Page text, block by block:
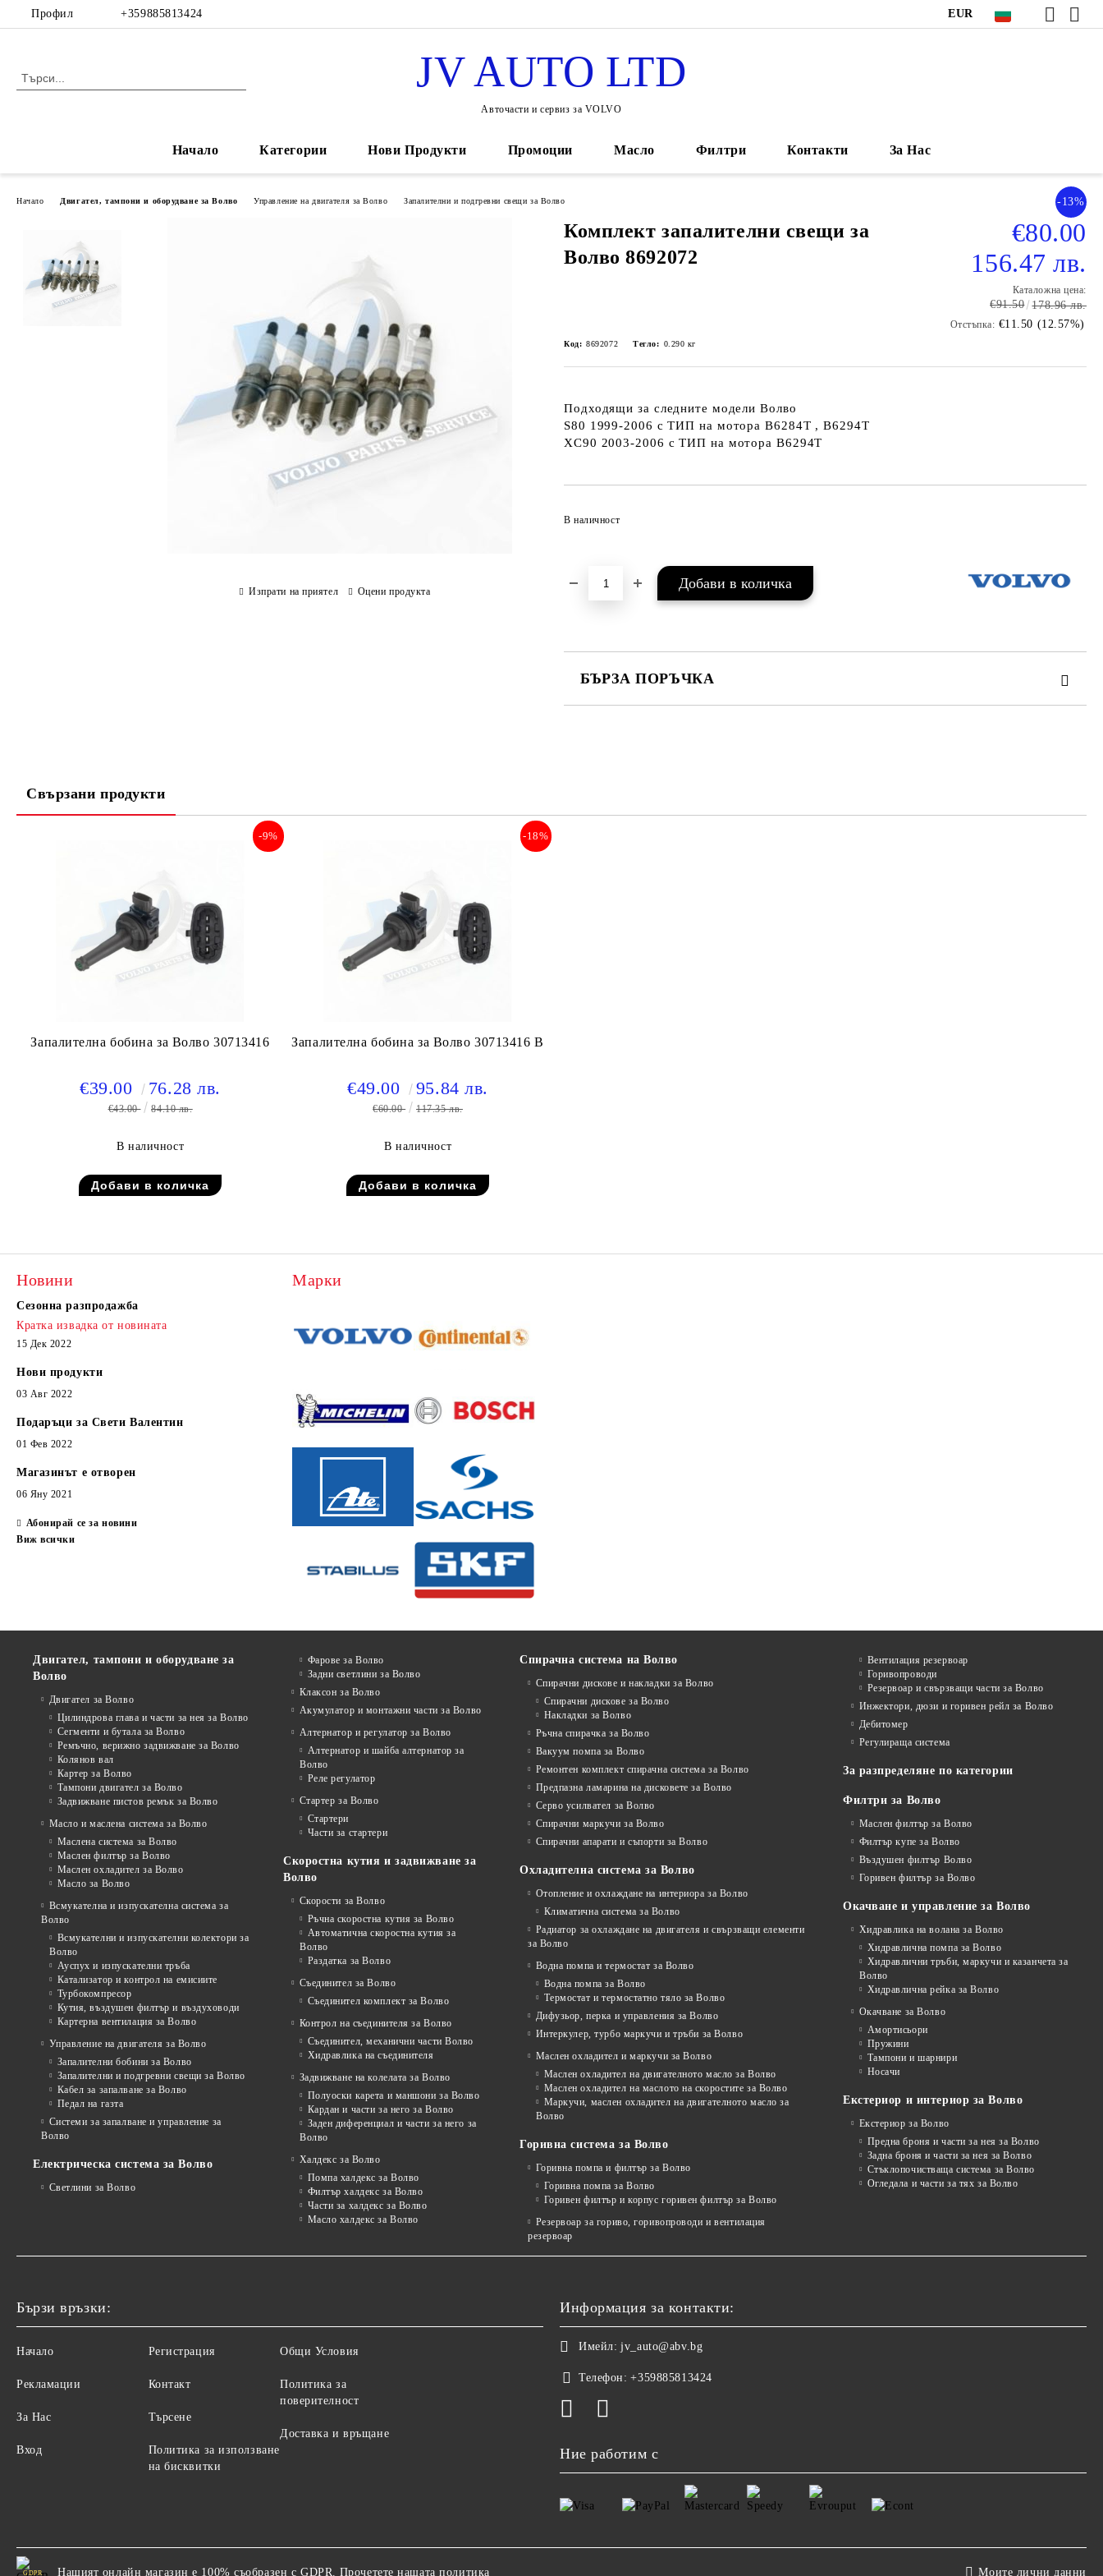
Профил +359885813424 EUR
JV AUTO LTD
Авточасти и сервиз за VOLVO
Начало Категории Нови Продукти Промоции Масло Филтри Контакти За Нас
Начало Двигател, тампони и оборудване за Волво Управление на двигателя за Волво Запалителни и подгревни свещи за Волво
Комплект запалителни свещи за
Волво 8692072
-13%
€80.00
156.47 лв.
Каталожна цена:
€91.50 178.96 лв.
Отстъпка: €11.50 (12.57%)
Код: 8692072 Тегло: 0.290 кг
Подходящи за следните модели Волво
S80 1999-2006 с ТИП на мотора B6284T , B6294T
XC90 2003-2006 с ТИП на мотора B6294T
В наличност
БЪРЗА ПОРЪЧКА
Изпрати на приятел Оцени продукта
Свързани продукти
Запалителна бобина за Волво 30713416
-9%
€39.00 76.28 лв.
€43.00 84.10 лв.
В наличност
Запалителна бобина за Волво 30713416 B
-18%
€49.00 95.84 лв.
€60.00 117.35 лв.
В наличност
Новини
Сезонна разпродажба
Кратка извадка от новината
15 Дек 2022
Нови продукти
03 Авг 2022
Подаръци за Свети Валентин
01 Фев 2022
Магазинът е отворен
06 Яну 2021
Абонирай се за новини
Виж всички
Марки
Двигател, тампони и оборудване за
Волво
Двигател за Волво
Цилиндрова глава и части за нея за Волво
Сегменти и бутала за Волво
Ремъчно, верижно задвижване за Волво
Колянов вал
Картер за Волво
Тампони двигател за Волво
Задвижване пистов ремък за Волво
Масло и маслена система за Волво
Маслена система за Волво
Маслен филтър за Волво
Маслен охладител за Волво
Масло за Волво
Всмукателна и изпускателна система за
Волво
Всмукателни и изпускателни колектори за
Волво
Ауспух и изпускателни тръба
Катализатор и контрол на емисиите
Турбокомпресор
Кутия, въздушен филтър и въздуховоди
Картерна вентилация за Волво
Управление на двигателя за Волво
Запалителни бобини за Волво
Запалителни и подгревни свещи за Волво
Кабел за запалване за Волво
Педал на газта
Системи за запалване и управление за
Волво
Електрическа система за Волво
Светлини за Волво
Фарове за Волво
Задни светлини за Волво
Клаксон за Волво
Акумулатор и монтажни части за Волво
Алтернатор и регулатор за Волво
Алтернатор и шайба алтернатор за
Волво
Реле регулатор
Стартер за Волво
Стартери
Части за стартери
Скоростна кутия и задвижване за
Волво
Скорости за Волво
Ръчна скоростна кутия за Волво
Автоматична скоростна кутия за
Волво
Раздатка за Волво
Съединител за Волво
Съединител комплект за Волво
Контрол на съединителя за Волво
Съединител, механични части Волво
Хидравлика на съединителя
Задвижване на колелата за Волво
Полуоски карета и маншони за Волво
Кардан и части за него за Волво
Заден диференциал и части за него за
Волво
Халдекс за Волво
Помпа халдекс за Волво
Филтър халдекс за Волво
Части за халдекс за Волво
Масло халдекс за Волво
Спирачна система на Волво
Спирачни дискове и накладки за Волво
Спирачни дискове за Волво
Накладки за Волво
Ръчна спирачка за Волво
Вакуум помпа за Волво
Ремонтен комплект спирачна система за Волво
Предпазна ламарина на дисковете за Волво
Серво усилвател за Волво
Спирачни маркучи за Волво
Спирачни апарати и съпорти за Волво
Охладителна система за Волво
Отопление и охлаждане на интериора за Волво
Климатична система за Волво
Радиатор за охлаждане на двигателя и свързващи елементи
за Волво
Водна помпа и термостат за Волво
Водна помпа за Волво
Термостат и термостатно тяло за Волво
Дифузьор, перка и управления за Волво
Интеркулер, турбо маркучи и тръби за Волво
Маслен охладител и маркучи за Волво
Маслен охладител на двигателното масло за Волво
Маслен охладител на маслото на скоростите за Волво
Маркучи, маслен охладител на двигателното масло за
Волво
Горивна система за Волво
Горивна помпа и филтър за Волво
Горивна помпа за Волво
Горивен филтър и корпус горивен филтър за Волво
Резервоар за гориво, горивопроводи и вентилация
резервоар
Вентилация резервоар
Горивопроводи
Резервоар и свързващи части за Волво
Инжектори, дюзи и горивен рейл за Волво
Дебитомер
Регулираща система
За разпределяне по категории
Филтри за Волво
Маслен филтър за Волво
Филтър купе за Волво
Въздушен филтър Волво
Горивен филтър за Волво
Окачване и управление за Волво
Хидравлика на волана за Волво
Хидравлична помпа за Волво
Хидравлични тръби, маркучи и казанчета за
Волво
Хидравлична рейка за Волво
Окачване за Волво
Амортисьори
Пружини
Тампони и шарнири
Носачи
Екстериор и интериор за Волво
Екстериор за Волво
Предна броня и части за нея за Волво
Задна броня и части за нея за Волво
Стъклопочистваща система за Волво
Огледала и части за тях за Волво
Бързи връзки:
Начало
Рекламации
За Нас
Вход
Регистрация
Контакт
Търсене
Политика за използване
на бисквитки
Общи Условия
Политика за
поверителност
Доставка и връщане
Информация за контакти:
Имейл: jv_auto@abv.bg
Телефон: +359885813424
Ние работим с
GDPR Нашият онлайн магазин е 100% съобразен с GDPR. Прочетете нашата политика Моите лични данни